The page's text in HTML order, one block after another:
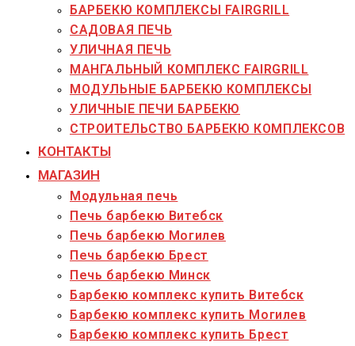
БАРБЕКЮ КОМПЛЕКСЫ FAIRGRILL
САДОВАЯ ПЕЧЬ
УЛИЧНАЯ ПЕЧЬ
МАНГАЛЬНЫЙ КОМПЛЕКС FAIRGRILL
МОДУЛЬНЫЕ БАРБЕКЮ КОМПЛЕКСЫ
УЛИЧНЫЕ ПЕЧИ БАРБЕКЮ
СТРОИТЕЛЬСТВО БАРБЕКЮ КОМПЛЕКСОВ
КОНТАКТЫ
МАГАЗИН
Модульная печь
Печь барбекю Витебск
Печь барбекю Могилев
Печь барбекю Брест
Печь барбекю Минск
Барбекю комплекс купить Витебск
Барбекю комплекс купить Могилев
Барбекю комплекс купить Брест